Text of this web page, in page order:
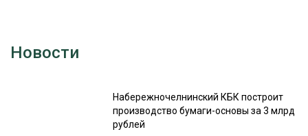
Новости
Набережночелнинский КБК построит
производство бумаги-основы за 3 млрд
рублей